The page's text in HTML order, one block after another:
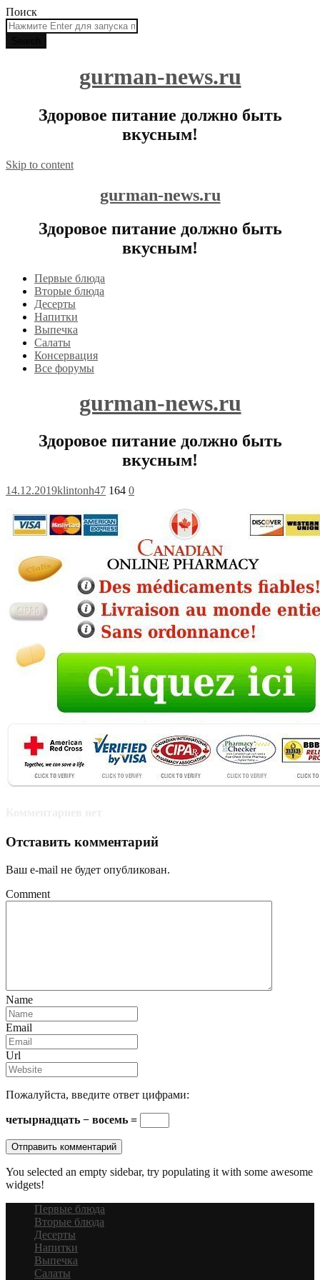
Поиск
gurman-news.ru
Здоровое питание должно быть
вкусным!
Skip to content
gurman-news.ru
Здоровое питание должно быть
вкусным!
Первые блюда
Вторые блюда
Десерты
Напитки
Выпечка
Салаты
Консервация
Все форумы
gurman-news.ru
Здоровое питание должно быть
вкусным!
14.12.2019klintonh47 164 0
Отставить комментарий
Ваш e-mail не будет опубликован.
Comment
Name
Email
Url
Пожалуйста, введите ответ цифрами:
четырнадцать − восемь =
You selected an empty sidebar, try populating it with some awesome
widgets!
Первые блюда
Вторые блюда
Десерты
Напитки
Выпечка
Салаты